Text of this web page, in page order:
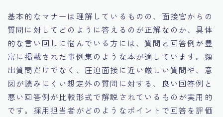
基本的なマナーは理解しているものの、面接官からの
質問に対してどのように答えるのが正解なのか、具体
的な言い回しに悩んでいる方には、質問と回答例が豊
富に掲載された事例集のような本が適しています。頻
出質問だけでなく、圧迫面接に近い厳しい質問や、意
図が読みにくい想定外の質問に対する、良い回答例と
悪い回答例が比較形式で解説されているものが実用的
です。採用担当者がどのようなポイントで回答を評価